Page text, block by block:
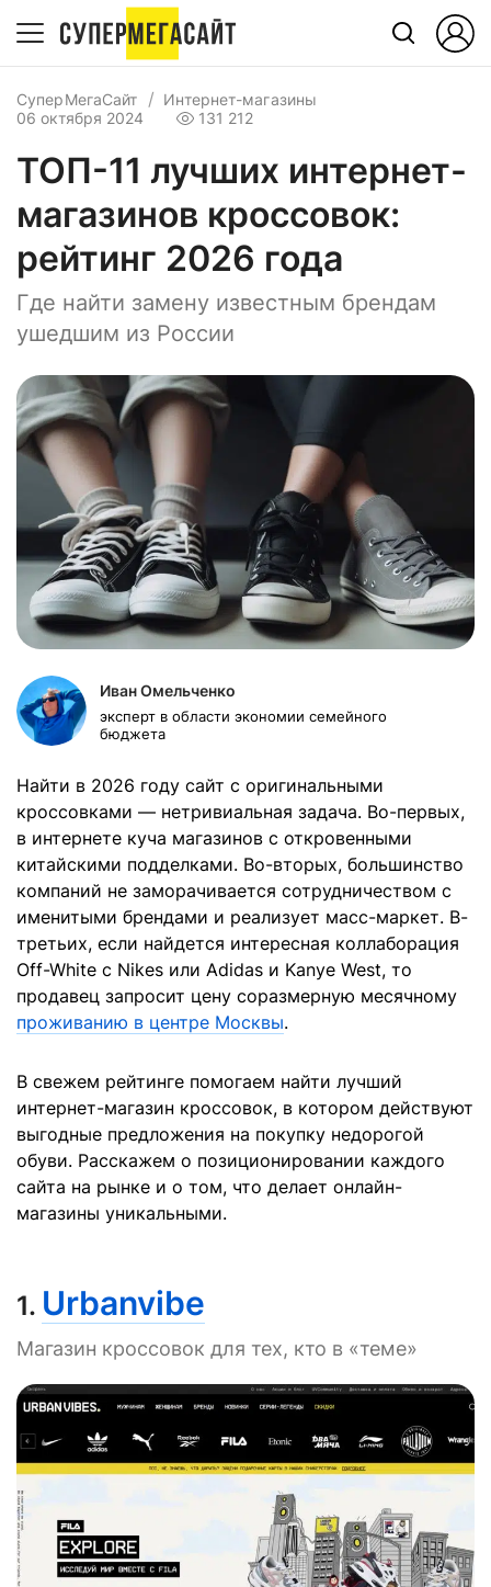
СуперМегаСайт
Интернет-магазины
06 октября 2024
131 212
ТОП-11 лучших интернет-
магазинов кроссовок:
рейтинг 2026 года
Где найти замену известным брендам
ушедшим из России
Иван Омельченко
эксперт в области экономии семейного
бюджета
Найти в 2026 году сайт с оригинальными
кроссовками — нетривиальная задача. Во-первых,
в интернете куча магазинов с откровенными
китайскими подделками. Во-вторых, большинство
компаний не заморачивается сотрудничеством с
именитыми брендами и реализует масс-маркет. В-
третьих, если найдется интересная коллаборация
Off-White с Nikes или Adidas и Kanye West, то
продавец запросит цену соразмерную месячному
проживанию в центре Москвы.
В свежем рейтинге помогаем найти лучший
интернет-магазин кроссовок, в котором действуют
выгодные предложения на покупку недорогой
обуви. Расскажем о позиционировании каждого
сайта на рынке и о том, что делает онлайн-
магазины уникальными.
1. Urbanvibe
Магазин кроссовок для тех, кто в «теме»